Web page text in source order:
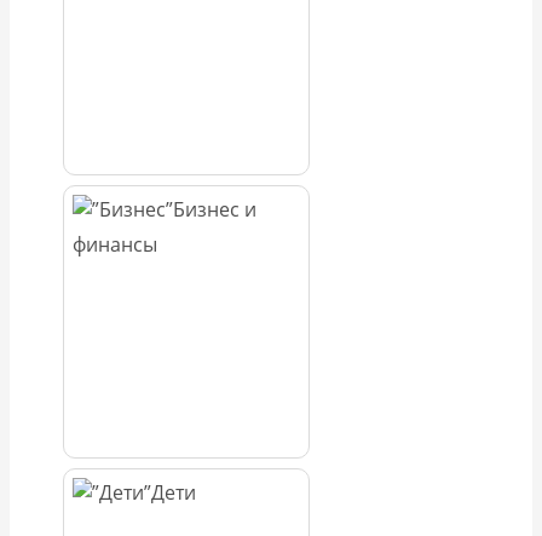
Бизнес и
финансы
Дети